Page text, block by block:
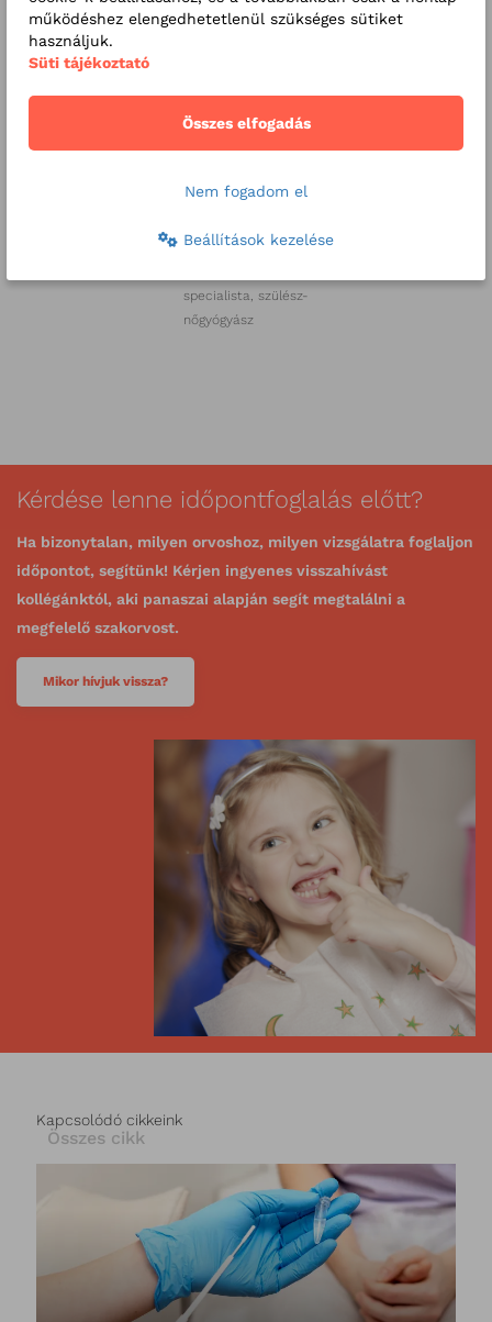
Gyula Ph.D.
specialista, szülész-
nőgyógyász
Kérdése lenne időpontfoglalás előtt?
Ha bizonytalan, milyen orvoshoz, milyen vizsgálatra foglaljon
időpontot, segítünk! Kérjen ingyenes visszahívást
kollégánktól, aki panaszai alapján segít megtalálni a
megfelelő szakorvost.
Mikor hívjuk vissza?
Kapcsolódó cikkeink
Összes cikk
működéshez elengedhetetlenül szükséges sütiket
használjuk.
Süti tájékoztató
Összes elfogadás
Nem fogadom el
Beállítások kezelése